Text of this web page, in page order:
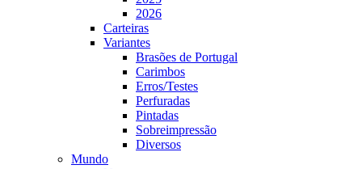
2026
Carteiras
Variantes
Brasões de Portugal
Carimbos
Erros/Testes
Perfuradas
Pintadas
Sobreimpressão
Diversos
Mundo